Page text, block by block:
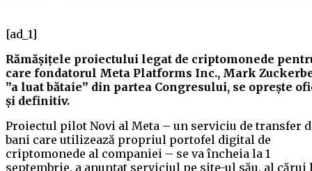
[ad_1]
Rămășițele proiectului legat de criptomonede
care fondatorul Meta Platforms Inc., Mark
”a luat bătaie” din partea Congresului, se oprește
și definitiv.
Proiectul pilot Novi al Meta – un serviciu de transfer
bani care utilizează propriul portofel digital de
criptomonede al companiei – se va încheia la 1
septembrie, a anunțat serviciul pe site-ul său, al